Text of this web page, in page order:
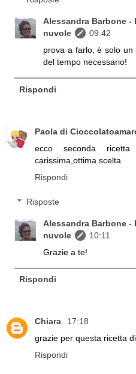
Alessandra Barbone
nuvole
09:42
prova a farlo, è solo
del tempo necessario!
Rispondi
Paola di
ecco seconda
carissima,ottima scelta
Rispondi
Risposte
Alessandra Barbone
nuvole
10:11
Grazie a te!
Rispondi
Chiara
17:18
grazie per questa ricetta
Rispondi